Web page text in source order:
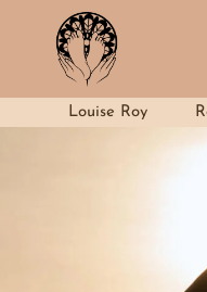
Louise Roy